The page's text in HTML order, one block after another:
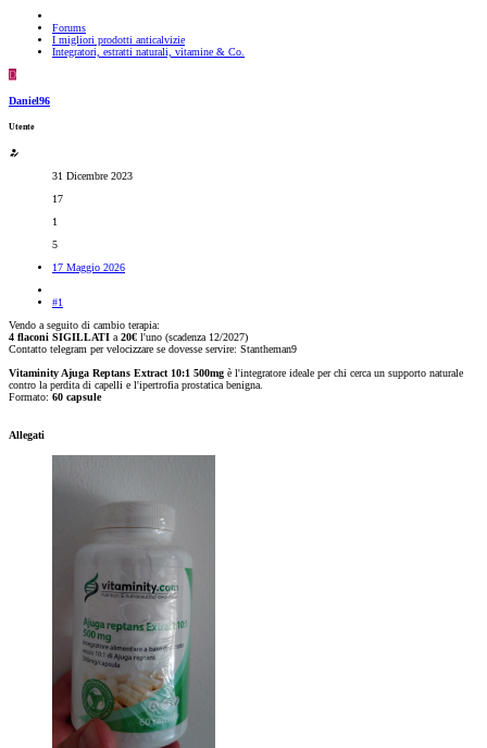
Forums
I migliori prodotti anticalvizie
Integratori, estratti naturali, vitamine & Co.
D
Daniel96
Utente
31 Dicembre 2023
17
1
5
17 Maggio 2026
#1
Vendo a seguito di cambio terapia:
4 flaconi SIGILLATI a 20€ l'uno (scadenza 12/2027)
Contatto telegram per velocizzare se dovesse servire: Stantheman9
Vitaminity Ajuga Reptans Extract 10:1 500mg è l'integratore ideale per chi cerca un supporto naturale
contro la perdita di capelli e l'ipertrofia prostatica benigna.
Formato: 60 capsule
Allegati